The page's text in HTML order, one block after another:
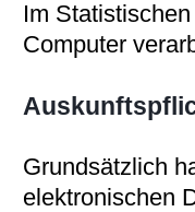
Im
Computer
Grundsätzlich
elektronischen